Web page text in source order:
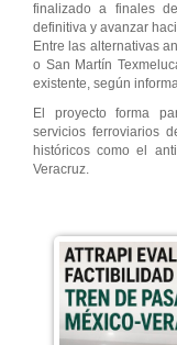
finalizado a finales
definitiva y avanzar
Entre las alternativas
o San Martín
existente, según
El proyecto forma
servicios ferroviarios
históricos como el
Veracruz.